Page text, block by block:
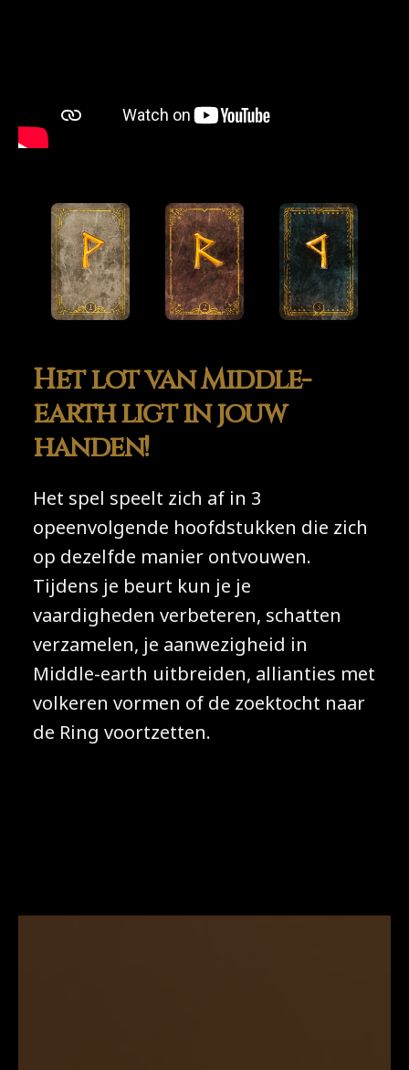
Het lot van Middle-
earth ligt in jouw
handen!
Het spel speelt zich af in 3
opeenvolgende hoofdstukken die zich
op dezelfde manier ontvouwen.
Tijdens je beurt kun je je
vaardigheden verbeteren, schatten
verzamelen, je aanwezigheid in
Middle-earth uitbreiden, allianties met
volkeren vormen of de zoektocht naar
de Ring voortzetten.